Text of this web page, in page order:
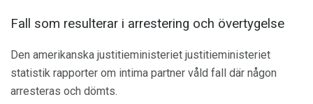
Fall som resulterar i arrestering och övertygelse
Den amerikanska justitieministeriet justitieministeriet
statistik rapporter om intima partner våld fall där någon
arresteras och dömts.